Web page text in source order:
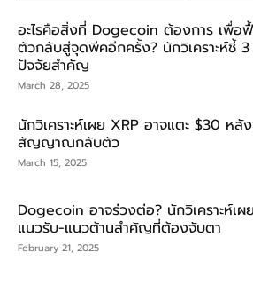
อะไรคือสิ่งที่ Dogecoin ต้องการ เพื่อ
ตัวกลับสู่จุดพีคอีกครั้ง? นักวิเคราะห์ชี้ 3
ปัจจัยสำคัญ
March 28, 2025
นักวิเคราะห์เผย XRP อาจแตะ $30 หลั
สัญญาณกลับตัว
March 15, 2025
Dogecoin อาจร่วงต่อ? นักวิเคราะห์เผย
แนวรับ-แนวต้านสำคัญที่ต้องจับตา
February 21, 2025